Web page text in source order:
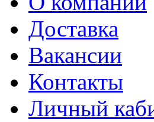
Доставка
Вакансии
Контакты
Личный